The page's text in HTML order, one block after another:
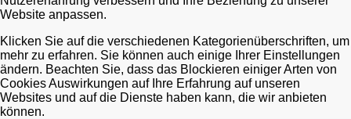
Website anpassen.
Klicken Sie auf die verschiedenen Kategorienüberschriften, um
mehr zu erfahren. Sie können auch einige Ihrer Einstellungen
ändern. Beachten Sie, dass das Blockieren einiger Arten von
Cookies Auswirkungen auf Ihre Erfahrung auf unseren
Websites und auf die Dienste haben kann, die wir anbieten
können.